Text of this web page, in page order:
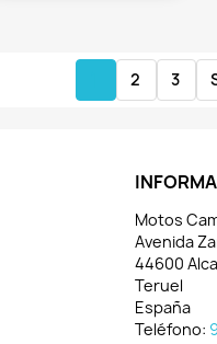
2 3
Motos
Avenida
44600
Teruel
España
Teléfono: